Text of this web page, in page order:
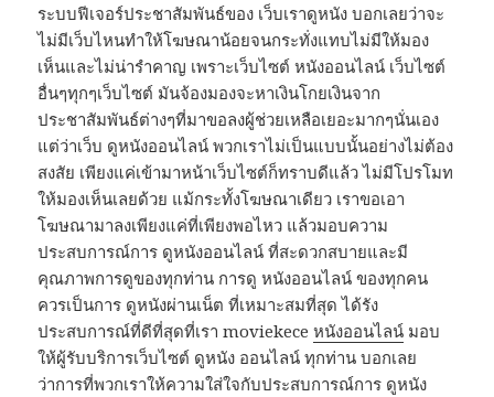
ระบบฟีเจอร์ประชาสัมพันธ์ของ เว็บเราดูหนัง บอกเลยว่าจะ
ไม่มีเว็บไหนทำให้โฆษณาน้อยจนกระทั่งแทบไม่มีให้มอง
เห็นและไม่น่ารำคาญ เพราะเว็บไซต์ หนังออนไลน์ เว็บไซต์
อื่นๆทุกๆเว็บไซต์ มันจ้องมองจะหาเงินโกยเงินจาก
ประชาสัมพันธ์ต่างๆที่มาขอลงผู้ช่วยเหลือเยอะมากๆนั่นเอง
แต่ว่าเว็บ ดูหนังออนไลน์ พวกเราไม่เป็นแบบนั้นอย่างไม่ต้อง
สงสัย เพียงแค่เข้ามาหน้าเว็บไซต์ก็ทราบดีแล้ว ไม่มีโปรโมท
ให้มองเห็นเลยด้วย แม้กระทั้งโฆษณาเดียว เราขอเอา
โฆษณามาลงเพียงแค่ที่เพียงพอไหว แล้วมอบความ
ประสบการณ์การ ดูหนังออนไลน์ ที่สะดวกสบายและมี
คุณภาพการดูของทุกท่าน การดู หนังออนไลน์ ของทุกคน
ควรเป็นการ ดูหนังผ่านเน็ต ที่เหมาะสมที่สุด ได้รัง
ประสบการณ์ที่ดีที่สุดที่เรา moviekeceหนังออนไลน์ มอบ
ให้ผู้รับบริการเว็บไซต์ ดูหนัง ออนไลน์ ทุกท่าน บอกเลย
ว่าการที่พวกเราให้ความใส่ใจกับประสบการณ์การ ดูหนัง